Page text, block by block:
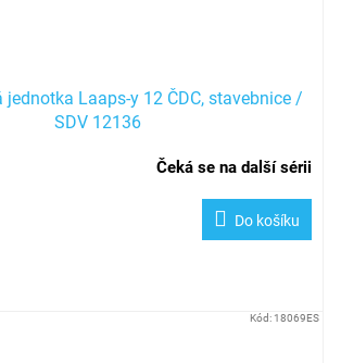
jednotka Laaps-y 12 ČDC, stavebnice /
SDV 12136
Čeká se na další sérii
Do košíku
Kód: 18069ES